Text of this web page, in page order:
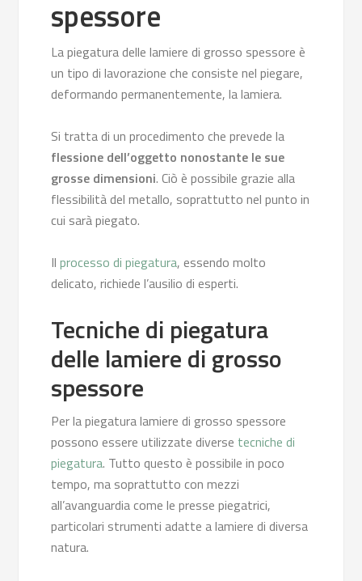
spessore
La piegatura delle lamiere di grosso spessore è
un tipo di lavorazione che consiste nel piegare,
deformando permanentemente, la lamiera.
Si tratta di un procedimento che prevede la
flessione dell’oggetto nonostante le sue
grosse dimensioni. Ciò è possibile grazie alla
flessibilità del metallo, soprattutto nel punto in
cui sarà piegato.
Ilprocesso di piegatura, essendo molto
delicato, richiede l’ausilio di esperti.
Tecniche di piegatura
delle lamiere di grosso
spessore
Per la piegatura lamiere di grosso spessore
possono essere utilizzate diverse tecniche di
piegatura. Tutto questo è possibile in poco
tempo, ma soprattutto con mezzi
all’avanguardia come le presse piegatrici,
particolari strumenti adatte a lamiere di diversa
natura.